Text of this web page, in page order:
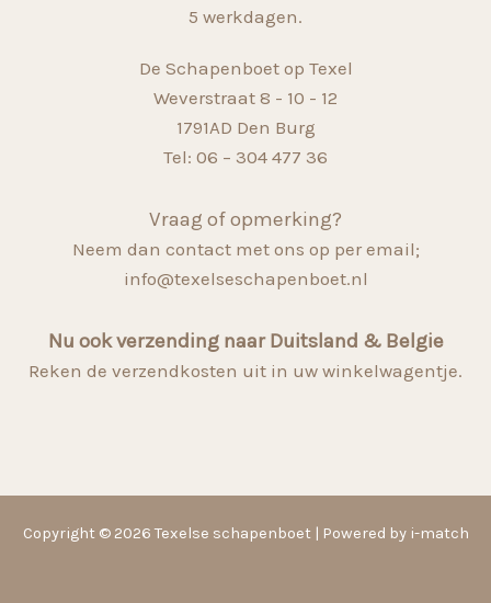
5 werkdagen.
De Schapenboet op Texel
Weverstraat 8 - 10 - 12
1791AD Den Burg
Tel: 06 – 304 477 36
Vraag of opmerking?
Neem dan contact met ons op per email;
info@texelseschapenboet.nl
Nu ook verzending naar Duitsland & Belgie
Reken de verzendkosten uit in uw winkelwagentje.
Copyright © 2026 Texelse schapenboet | Powered by i-match